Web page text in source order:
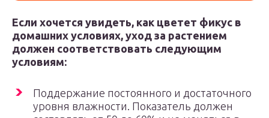
Если хочется увидеть, как цветет фикус в
домашних условиях, уход за растением
должен соответствовать следующим
условиям:
Поддержание постоянного и достаточного
уровня влажности. Показатель должен